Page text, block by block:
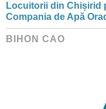
Locuitorii din Chișirid
Compania de Apă
BIHON CAO